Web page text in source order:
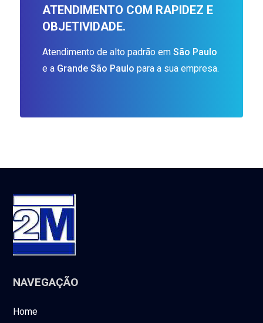
ATENDIMENTO COM RAPIDEZ E
OBJETIVIDADE.
Atendimento de alto padrão emSão Paulo
e a Grande São Paulo para a sua empresa.
NAVEGAÇÃO
Home